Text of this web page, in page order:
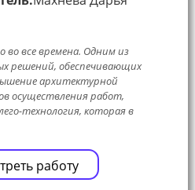
все времена. Одним из
решений, обеспечивающих
архитектурной
осуществления работ,
технология, которая в
работу